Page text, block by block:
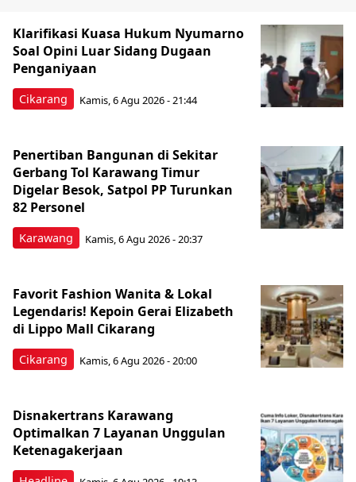
Cikarang
Klarifikasi Kuasa Hukum Nyumarno
Soal Opini Luar Sidang Dugaan
Penganiyaan
Kamis, 6 Agu 2026 - 21:44
Karawang
Penertiban Bangunan di Sekitar
Gerbang Tol Karawang Timur
Digelar Besok, Satpol PP Turunkan
82 Personel
Kamis, 6 Agu 2026 - 20:37
Cikarang
Favorit Fashion Wanita & Lokal
Legendaris! Kepoin Gerai Elizabeth
di Lippo Mall Cikarang
Kamis, 6 Agu 2026 - 20:00
Disnakertrans Karawang
Optimalkan 7 Layanan Unggulan
Ketenagakerjaan